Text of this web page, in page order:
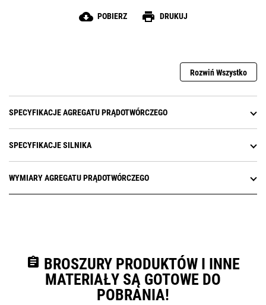
cloud_download POBIERZ print DRUKUJ
Rozwiń Wszystko
SPECYFIKACJE AGREGATU PRĄDOTWÓRCZEGO
SPECYFIKACJE SILNIKA
WYMIARY AGREGATU PRĄDOTWÓRCZEGO
assignment BROSZURY PRODUKTÓW I INNE
MATERIAŁY SĄ GOTOWE DO
POBRANIA!